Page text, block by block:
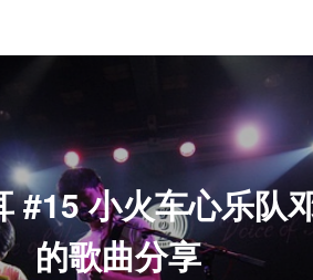
#15 小火车心乐队
的歌曲分享